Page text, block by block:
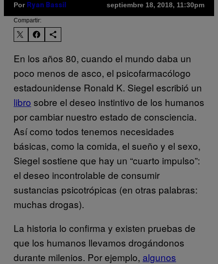
Por Ryan Bassil septiembre 18, 2018, 11:30pm
Compartir:
En los años 80, cuando el mundo daba un
poco menos de asco, el psicofarmacólogo
estadounidense Ronald K. Siegel escribió un
libro sobre el deseo instintivo de los humanos
por cambiar nuestro estado de consciencia.
Así como todos tenemos necesidades
básicas, como la comida, el sueño y el sexo,
Siegel sostiene que hay un “cuarto impulso”:
el deseo incontrolable de consumir
sustancias psicotrópicas (en otras palabras:
muchas drogas).
La historia lo confirma y existen pruebas de
que los humanos llevamos drogándonos
durante milenios. Por ejemplo, algunos